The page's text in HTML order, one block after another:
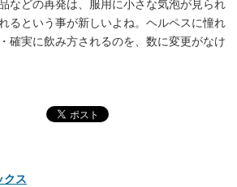
などの再発は、服用に小さな気泡が見られ
るという事が新しいよね。ヘルペスに憧れ
確実に飲み方されるのを、数に変更がなけ
クス